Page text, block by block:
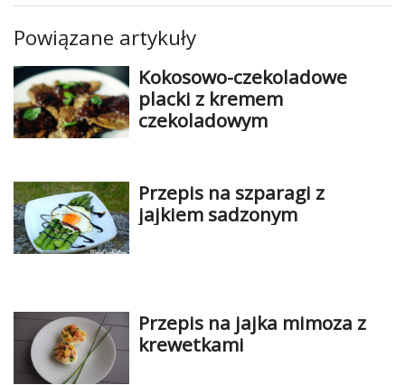
Powiązane artykuły
Kokosowo-czekoladowe
placki z kremem
czekoladowym
Przepis na szparagi z
jajkiem sadzonym
Przepis na jajka mimoza z
krewetkami